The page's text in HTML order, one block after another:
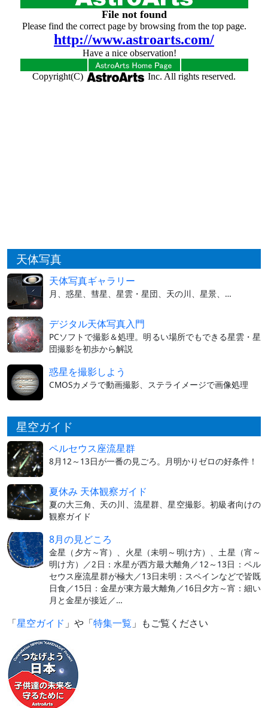
天体写真
天体写真ギャラリー
月、惑星、彗星、星雲・星団、天の川、星景、…
デジタル天体写真入門
PCソフトで撮影＆処理。明るい場所でもできる星雲・星
団撮影を初歩から解説
惑星を撮影しよう
CMOSカメラで動画撮影、ステライメージで画像処理
星空ガイド
ペルセウス座流星群
8月12～13日が一番の見ごろ。月明かりゼロの好条件！
夏休み 天体観察ガイド
夏の大三角、天の川、流星群、星空撮影。初級者向けの
観察ガイド
8月の見どころ
金星（夕方～宵）、火星（未明～明け方）、土星（宵～
明け方）／2日：水星が西方最大離角／12～13日：ペル
セウス座流星群が極大／13日未明：スペインなどで皆既
日食／15日：金星が東方最大離角／16日夕方～宵：細い
月と金星が接近／…
「星空ガイド 」や「特集一覧 」もご覧ください